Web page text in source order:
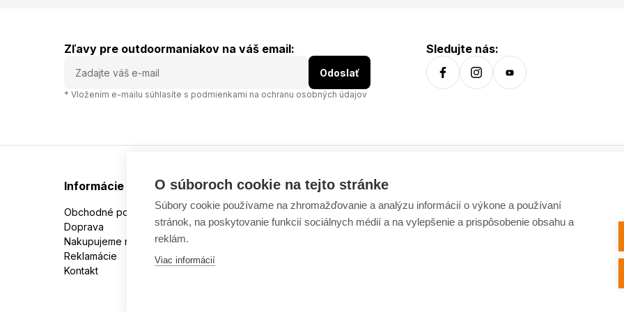
Zľavy pre outdoormaniakov na váš email:
Odoslať
* Vložením e-mailu súhlasíte s podmienkami na ochranu osobných údajov
Sledujte nás:
Informácie
Obchodné podmienky
Doprava
Nakupujeme na splátky
Reklamácie
Kontakt
Všetko o nákupe
Dostupnosť tovaru
Spracovanie osobných údajov
O súboroch cookie na tejto stránke
Súbory cookie používame na zhromažďovanie a analýzu informácií o výkone a používaní
stránok, na poskytovanie funkcií sociálnych médií a na vylepšenie a prispôsobenie obsahu a
reklám.
Viac informácií